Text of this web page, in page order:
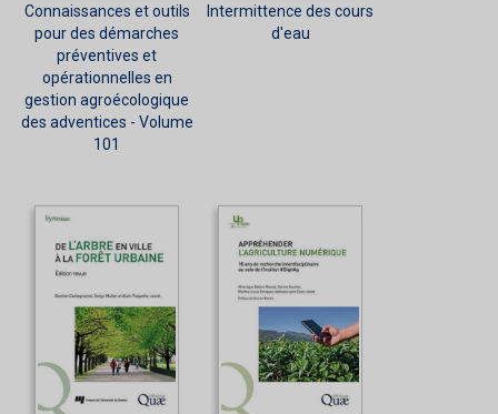
Connaissances et outils
pour des démarches
préventives et
opérationnelles en
gestion agroécologique
des adventices - Volume
101
Intermittence des cours
d'eau